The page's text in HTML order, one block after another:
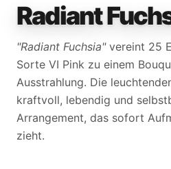
Radiant
"Radiant Fuchsia"vereint 25
Sorte VI Pink zu einem
Ausstrahlung. Die
kraftvoll, lebendig und
Arrangement, das sofort
zieht.